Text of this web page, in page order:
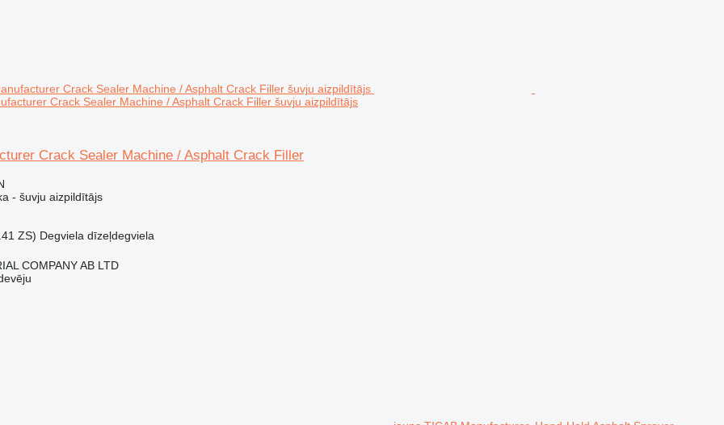
Crack Sealer Machine / Asphalt Crack Filler šuvju aizpildītājs
Crack Sealer Machine / Asphalt Crack Filler
- šuvju aizpildītājs
ZS) Degviela dīzeļdegviela
COMPANY AB LTD